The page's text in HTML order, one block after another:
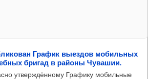
Гра­фик выез­дов мобиль­ных
бри­гад в районы Чува­шии.
утверждённому Графику мобильные